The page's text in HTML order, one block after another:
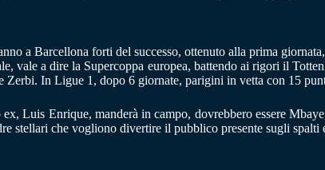
a Barcellona forti del successo, ottenuto alla prima
vale a dire la Supercoppa europea, battendo ai rigori il
Zerbi. In Ligue 1, dopo 6 giornate, parigini in vetta con 15
ex, Luis Enrique, manderà in campo, dovrebbero essere
stellari che vogliono divertire il pubblico presente sugli